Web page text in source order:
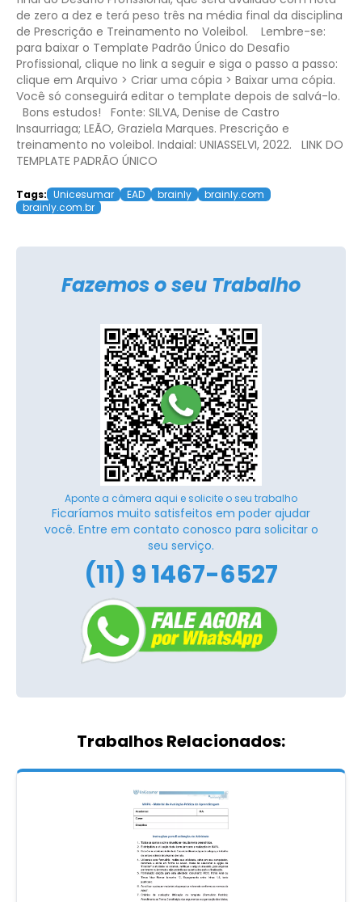
de zero a dez e terá peso três na média final da disciplina
de Prescrição e Treinamento no Voleibol.
Lembre-se:
para baixar o Template Padrão Único do Desafio
Profissional, clique no link a seguir e siga o passo a passo:
clique em Arquivo > Criar uma cópia > Baixar uma cópia.
Você só conseguirá editar o template depois de salvá-lo.
Bons estudos!
Fonte: SILVA, Denise de Castro
Insaurriaga; LEÃO, Graziela Marques. Prescrição e
treinamento no voleibol. Indaial: UNIASSELVI, 2022.
LINK DO
TEMPLATE PADRÃO ÚNICO
Tags: Unicesumar EAD brainly
brainly.com
brainly.com.br
Fazemos o seu Trabalho
Aponte a câmera aqui e solicite o seu trabalho
Ficaríamos muito satisfeitos em poder ajudar
você. Entre em contato conosco para solicitar o
seu serviço.
(11) 9 1467-6527
Trabalhos Relacionados: